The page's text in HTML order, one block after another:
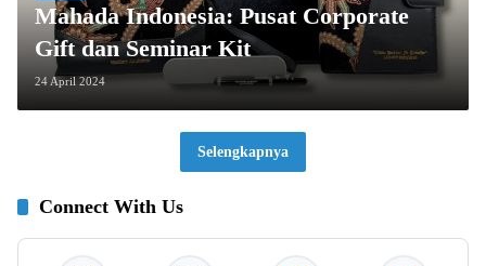
Mahada Indonesia: Pusat Corporate
Gift dan Seminar Kit
24 April 2024
Selengkapnya
Connect With Us